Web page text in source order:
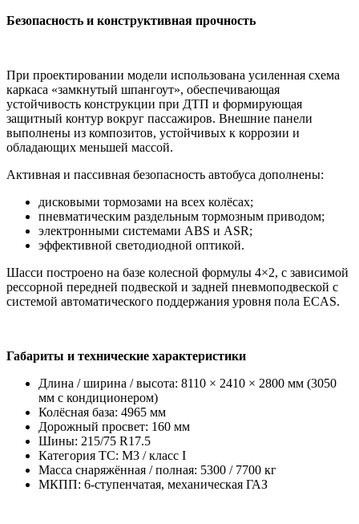
Безопасность и конструктивная прочность
При проектировании модели использована усиленная схема
каркаса «замкнутый шпангоут», обеспечивающая
устойчивость конструкции при ДТП и формирующая
защитный контур вокруг пассажиров. Внешние панели
выполнены из композитов, устойчивых к коррозии и
обладающих меньшей массой.
Активная и пассивная безопасность автобуса дополнены:
дисковыми тормозами на всех колёсах;
пневматическим раздельным тормозным приводом;
электронными системами ABS и ASR;
эффективной светодиодной оптикой.
Шасси построено на базе колесной формулы 4×2, с зависимой
рессорной передней подвеской и задней пневмоподвеской с
системой автоматического поддержания уровня пола ECAS.
Габариты и технические характеристики
Длина / ширина / высота: 8110 × 2410 × 2800 мм (3050
мм с кондиционером)
Колёсная база: 4965 мм
Дорожный просвет: 160 мм
Шины: 215/75 R17.5
Категория ТС: M3 / класс I
Масса снаряжённая / полная: 5300 / 7700 кг
МКПП: 6-ступенчатая, механическая ГАЗ